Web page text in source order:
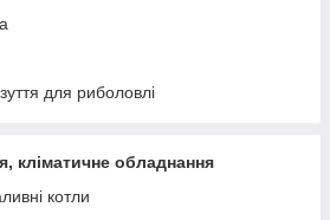
жилети
boat для риболовлі
кліматичне обладнання
котли